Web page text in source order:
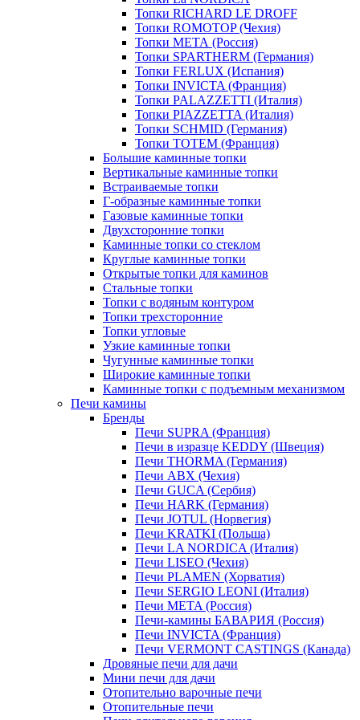
Топки RICHARD LE DROFF
Топки ROMOTOP (Чехия)
Топки МЕТА (Россия)
Топки SPARTHERM (Германия)
Топки FERLUX (Испания)
Топки INVICTA (Франция)
Топки PALAZZETTI (Италия)
Топки PIAZZETTA (Италия)
Топки SCHMID (Германия)
Топки TOTEM (Франция)
Большие каминные топки
Вертикальные каминные топки
Встраиваемые топки
Г-образные каминные топки
Газовые каминные топки
Двухсторонние топки
Каминные топки со стеклом
Круглые каминные топки
Открытые топки для каминов
Стальные топки
Топки с водяным контуром
Топки трехсторонние
Топки угловые
Узкие каминные топки
Чугунные каминные топки
Широкие каминные топки
Каминные топки с подъемным механизмом
Печи камины
Бренды
Печи SUPRA (Франция)
Печи в изразце KEDDY (Швеция)
Печи THORMA (Германия)
Печи ABX (Чехия)
Печи GUCA (Сербия)
Печи HARK (Германия)
Печи JOTUL (Норвегия)
Печи KRATKI (Польша)
Печи LA NORDICA (Италия)
Печи LISEO (Чехия)
Печи PLAMEN (Хорватия)
Печи SERGIO LEONI (Италия)
Печи META (Россия)
Печи-камины БАВАРИЯ (Россия)
Печи INVICTA (Франция)
Печи VERMONT CASTINGS (Канада)
Дровяные печи для дачи
Мини печи для дачи
Отопительно варочные печи
Отопительные печи